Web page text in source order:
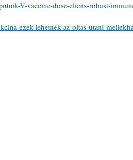
V-vaccine-dose-elicits-robust-
ezek-lehetnek-az-oltas-utani-